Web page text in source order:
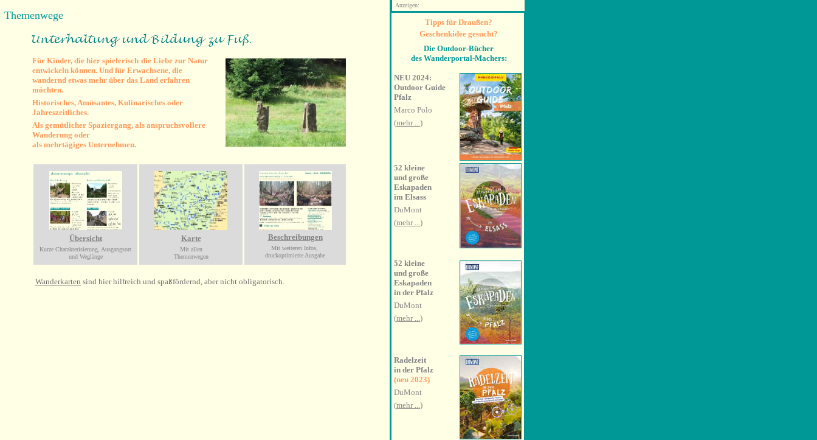
Themenwege
Für Kinder, die hier spielerisch die Liebe zur Natur
entwickeln können. Und für Erwachsene, die
wandernd etwas mehr über das Land erfahren
möchten.
Historisches, Amüsantes, Kulinarisches oder
Jahreszeitliches.
Als gemütlicher Spaziergang, als anspruchsvollere
Wanderung oder
als mehrtägiges Unternehmen.
Übersicht
Kurze Charakterisierung, Ausgangsort
und Weglänge
Karte
Mit allen
Themenwegen
Beschreibungen
Mit weiteren Infos,
druckoptimierte Ausgabe
Wanderkarten sind hier hilfreich und spaßfördernd, aber nicht obligatorisch.
Anzeigen:
Tipps für Draußen?
Geschenkidee gesucht?
Die Outdoor-Bücher
des Wanderportal-Machers:
NEU 2024:
Outdoor Guide
Pfalz
Marco Polo
(mehr ...)
52 kleine
und große
Eskapaden
im Elsass
DuMont
(mehr ...)
52 kleine
und große
Eskapaden
in der Pfalz
DuMont
(mehr ...)
Radelzeit
in der Pfalz
(neu 2023)
DuMont
(mehr ...)